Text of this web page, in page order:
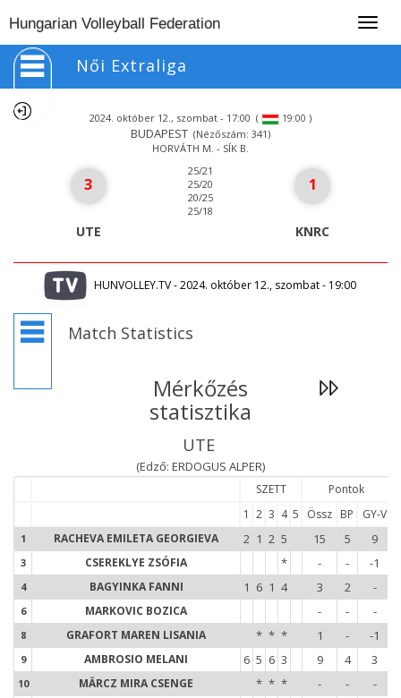
Hungarian Volleyball Federation
Női Extraliga
2024. október 12., szombat - 17:00 ( 19:00 )
BUDAPEST (Nézőszám: 341)
HORVÁTH M. - SÍK B.
3
UTE
25/21
25/20
20/25
25/18
1
KNRC
HUNVOLLEY.TV - 2024. október 12., szombat - 19:00
Match Statistics
Mérkőzés
statisztika
UTE
(Edző: ERDOGUS ALPER)
SZETT
Pontok
1 2 3 4 5 Össz BP GY-V
1 RACHEVA EMILETA GEORGIEVA 2 1 2 5 15 5 9
3 CSEREKLYE ZSÓFIA * - - -1
4 BAGYINKA FANNI 1 6 1 4 3 2 -
6 MARKOVIC BOZICA - - -
8 GRAFORT MAREN LISANIA * * * 1 - -1
9 AMBROSIO MELANI 6 5 6 3 9 4 3
10 MÄRCZ MIRA CSENGE * * * - - -